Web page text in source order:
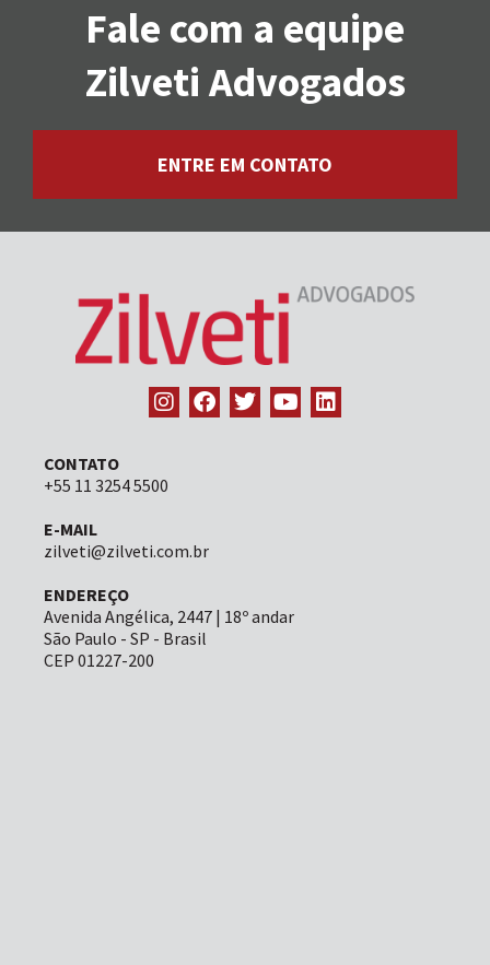
Fale com a equipe
Zilveti Advogados
ENTRE EM CONTATO
CONTATO
+55 11 3254 5500
E-MAIL
zilveti@zilveti.com.br
ENDEREÇO
Avenida Angélica, 2447 | 18º andar
São Paulo - SP - Brasil
CEP 01227-200